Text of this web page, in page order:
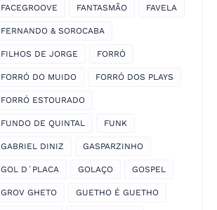
FACEGROOVE FANTASMÃO FAVELA
FERNANDO & SOROCABA
FILHOS DE JORGE FORRÓ
FORRÓ DO MUIDO FORRÓ DOS PLAYS
FORRÓ ESTOURADO
FUNDO DE QUINTAL FUNK
GABRIEL DINIZ GASPARZINHO
GOL D´PLACA GOLAÇO GOSPEL
GROV GHETO GUETHO É GUETHO